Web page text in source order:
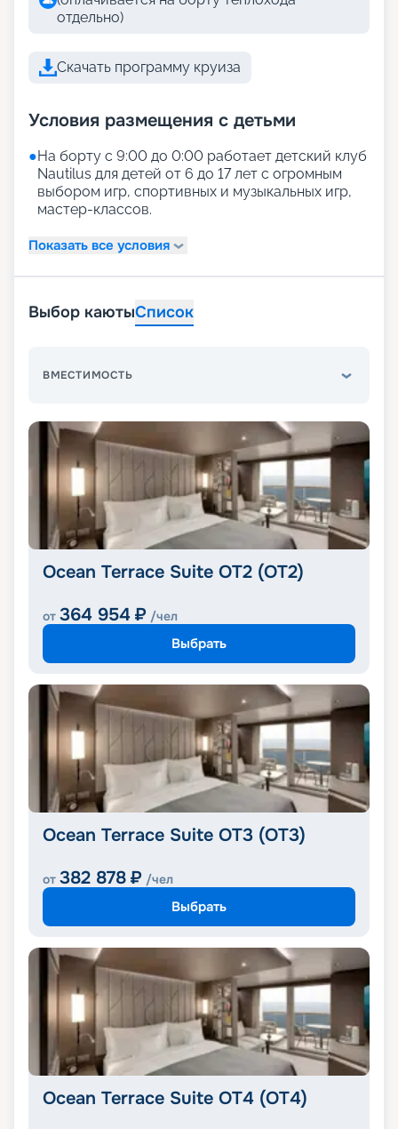
отдельно)
Скачать программу круиза
Условия размещения с детьми
●На борту с 9:00 до 0:00 работает детский клуб
Nautilus для детей от 6 до 17 лет с огромным
выбором игр, спортивных и музыкальных игр,
мастер-классов.
Показать все условия
Выбор каютыСписок
ВМЕСТИМОСТЬ
Ocean Terrace Suite OT2 (OT2)
от 364 954 ₽ /чел
Выбрать
Ocean Terrace Suite OT3 (OT3)
от 382 878 ₽ /чел
Выбрать
Ocean Terrace Suite OT4 (OT4)